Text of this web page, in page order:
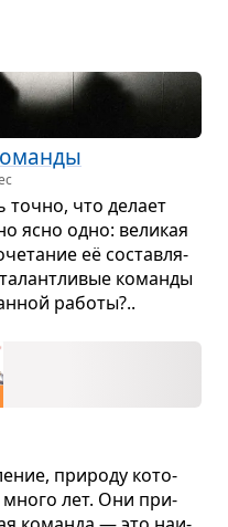
точно, что делает
ясно одно: вели­кая
её состав­ля­
команды
работы?..
при­роду кото­
много лет. Они при­